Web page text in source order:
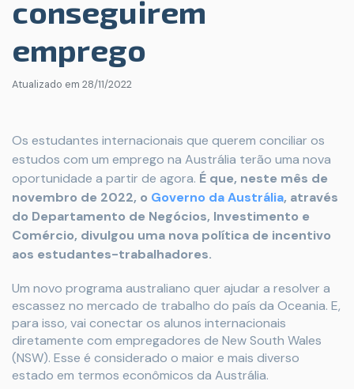
conseguirem
emprego
Atualizado em 28/11/2022
Os estudantes internacionais que querem conciliar os
estudos com um emprego na Austrália terão uma nova
oportunidade a partir de agora. É que, neste mês de
novembro de 2022, o Governo da Austrália, através
do Departamento de Negócios, Investimento e
Comércio, divulgou uma nova política de incentivo
aos estudantes-trabalhadores.
Um novo programa australiano quer ajudar a resolver a
escassez no mercado de trabalho do país da Oceania. E,
para isso, vai conectar os alunos internacionais
diretamente com empregadores de New South Wales
(NSW). Esse é considerado o maior e mais diverso
estado em termos econômicos da Austrália.